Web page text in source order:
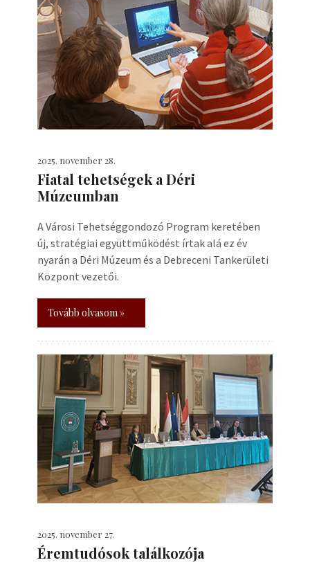
2025. november 28.
Fiatal tehetségek a Déri
Múzeumban
A Városi Tehetséggondozó Program keretében
új, stratégiai együttműködést írtak alá ez év
nyarán a Déri Múzeum és a Debreceni Tankerületi
Központ vezetői.
Tovább olvasom »
2025. november 27.
Éremtudósok találkozója